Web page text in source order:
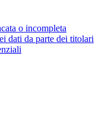
o incompleta
dati da parte dei titolari